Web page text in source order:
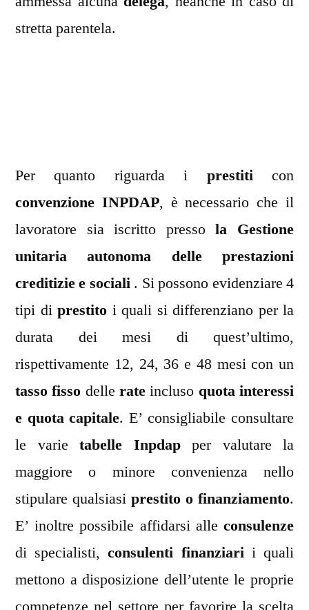
stretta parentela.
Per quanto riguarda i prestiticon
convenzione INPDAP, è necessario che il
lavoratore sia iscritto pressola Gestione
unitaria autonoma delle prestazioni
creditizie e sociali. Si possono evidenziare 4
tipi di prestito i quali si differenziano per la
durata dei mesi di quest’ultimo,
rispettivamente 12, 24, 36 e 48 mesi con un
tasso fisso dellerateincluso quota interessi
e quota capitale. E’ consigliabile consultare
le varie tabelle Inpdapper valutare la
maggiore o minore convenienza nello
stipulare qualsiasi prestito o finanziamento.
E’ inoltre possibile affidarsi alle consulenze
di specialisti,consulenti finanziari i quali
mettono a disposizione dell’utente le proprie